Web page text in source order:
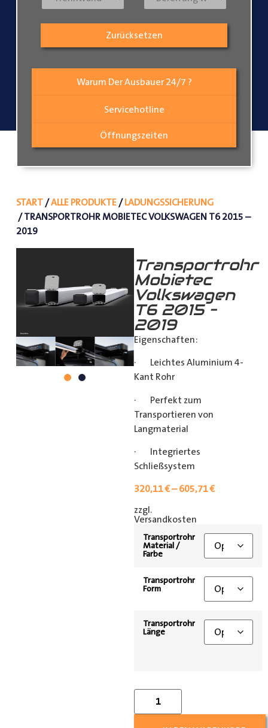
Warum Der Ausbauer 24/7 ?
Servicehotline
Öffnungszeiten
Zurücksetzen
START/ALLE PRODUKTE/LADUNGSSICHERUNG
/ TRANSPORTROHR MOBIETEC VOLKSWAGEN T6 2015 –
2019
Transportrohr
Mobietec
Volkswagen
T6 2015 –
2019
Eigenschaften:
· Leichtes Aluminium 4-
Kant Rohr
· Perfekt zum
Transportieren von
Langmaterial
· Integriertes
Schließsystem
320,11€–605,71€
zzgl.
Versandkosten
Transportrohr
Material /
Farbe
Transportrohr
Form
Transportrohr
Länge